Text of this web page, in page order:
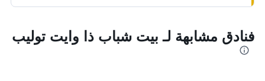
فنادق مشابهة لـ بيت شباب ذا وايت توليب